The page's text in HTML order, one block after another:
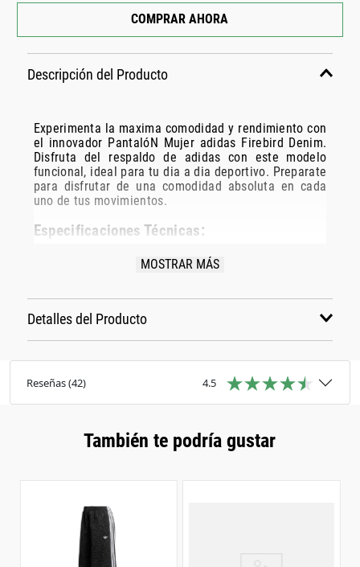
COMPRAR AHORA
Descripción del Producto
Experimenta la maxima comodidad y rendimiento con
el innovador PantalóN Mujer adidas Firebird Denim.
Disfruta del respaldo de adidas con este modelo
funcional, ideal para tu dia a dia deportivo. Preparate
para disfrutar de una comodidad absoluta en cada
uno de tus movimientos.
Especificaciones Técnicas:
adidas
Color: BLANCO
MOSTRAR MÁS
Detalles del Producto
Reseñas(42) 4.5
También te podría gustar